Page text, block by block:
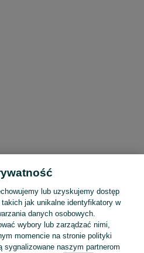
lub uzyskujemy dostęp
jak unikalne identyfikatory w
danych osobowych.
wybory lub zarządzać nimi,
momencie na stronie polityki
sygnalizowane naszym partnerom